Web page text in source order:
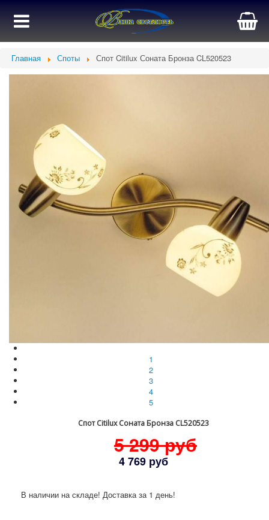
Главная Споты Спот Citilux Соната Бронза CL520523
1
2
3
4
5
Спот Citilux Соната Бронза CL520523
5 299 руб
4 769 руб
В наличии на складе! Доставка за 1 день!